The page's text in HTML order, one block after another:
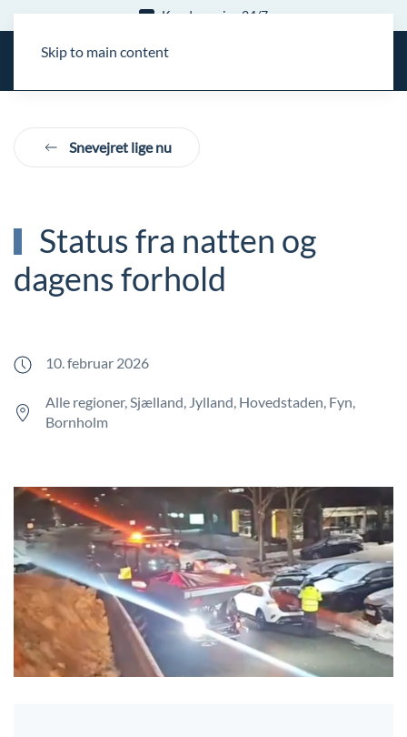
Skip to main content
Kundeservice 24/7
Snevejret lige nu
Status fra natten og
dagens forhold
10. februar 2026
Alle regioner, Sjælland, Jylland, Hovedstaden, Fyn,
Bornholm